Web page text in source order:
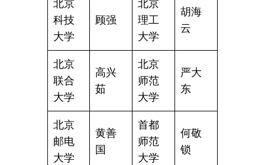
北京
科技
大学
顾强
北京
理工
大学
胡海
云
北京
联合
大学
高兴
茹
北京
师范
大学
严大
东
北京
邮电
大学
黄善
国
首都
师范
大学
何敬
锁